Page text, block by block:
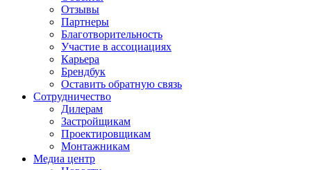
Отзывы
Партнеры
Благотворительность
Участие в ассоциациях
Карьера
Брендбук
Оставить обратную связь
Сотрудничество
Дилерам
Застройщикам
Проектировщикам
Монтажникам
Медиа центр